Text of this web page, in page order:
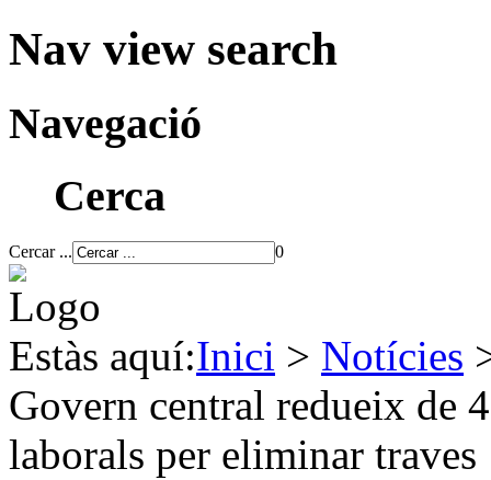
Nav view search
Navegació
Cerca
Cercar ... 0
Estàs aquí:Inici > Notícies
Govern central redueix de
laborals per eliminar traves